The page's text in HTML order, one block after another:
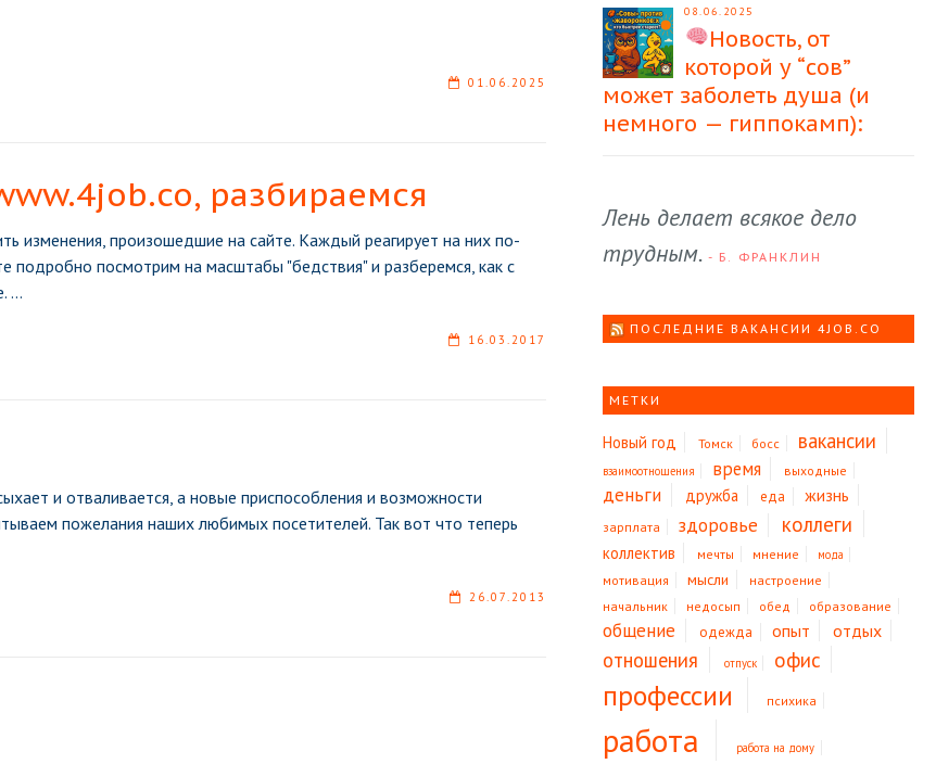
01.06.2025
разбираемся
изменения, произошедшие на сайте. Каждый реагирует на них по-
подробно посмотрим на масштабы "бедствия" и разберемся, как с
...
16.03.2017
и отваливается, а новые приспособления и возможности
пожелания наших любимых посетителей. Так вот что теперь
26.07.2013
08.06.2025
Новость, от
которой у “сов”
может заболеть душа (и
немного — гиппокамп):
Лень делает всякое дело
трудным.- Б. ФРАНКЛИН
ПОСЛЕДНИЕ ВАКАНСИИ 4JOB.CO
МЕТКИ
Новый год Томск босс вакансии
взаимоотношения время выходные
деньги дружба еда жизнь
зарплата здоровье коллеги
коллектив мечты мнение мода
мотивация мысли
настроение
начальник
недосып обед образование
общение одежда опыт отдых
отношения отпуск офис
профессии психика
работа работа на дому